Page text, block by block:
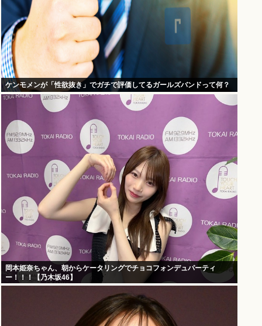
ケンモメンが「性欲抜き」でガチで評価してるガールズバンドって何？
岡本姫奈ちゃん、朝からケータリングでチョコフォンデュパーティ
ー！！！【乃木坂46】